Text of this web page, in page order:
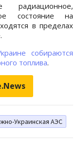
радиационное,
состояние на
в пределах
собираются
топлива.
Украинская АЭС